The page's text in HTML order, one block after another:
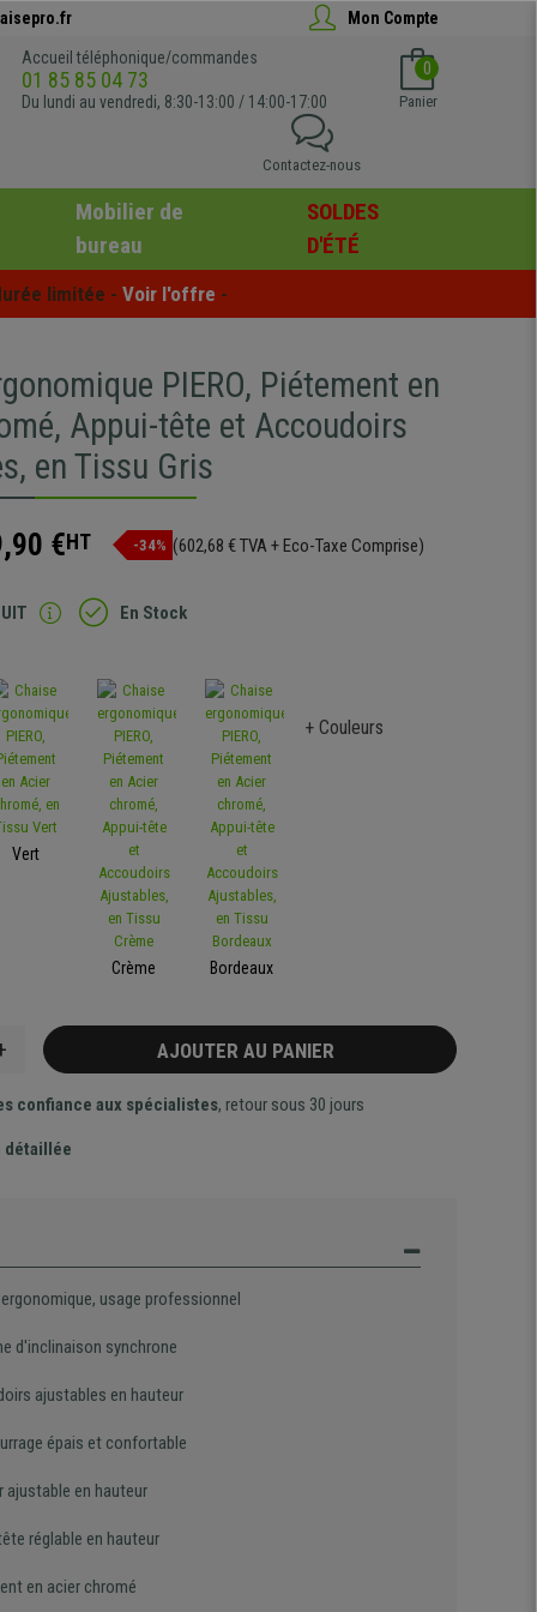
Mon Compte
Accueil téléphonique/commandes
01 85 85 04 73
Du lundi au vendredi, 8:30-13:00 / 14:00-17:00
0
Panier
Contactez-nous
Mobilier de
bureau
SOLDES
D'ÉTÉ
limitée - Voir l'offre -
PIERO, Piétement en
Appui-tête et Accoudoirs
en Tissu Gris
€HT -34% (602,68 € TVA + Eco-Taxe Comprise)
En Stock
Vert
Crème Bordeaux
+ Couleurs
AJOUTER AU PANIER
confiance aux spécialistes, retour sous 30 jours
détaillée
usage professionnel
d'inclinaison synchrone
ajustables en hauteur
épais et confortable
ajustable en hauteur
réglable en hauteur
en acier chromé